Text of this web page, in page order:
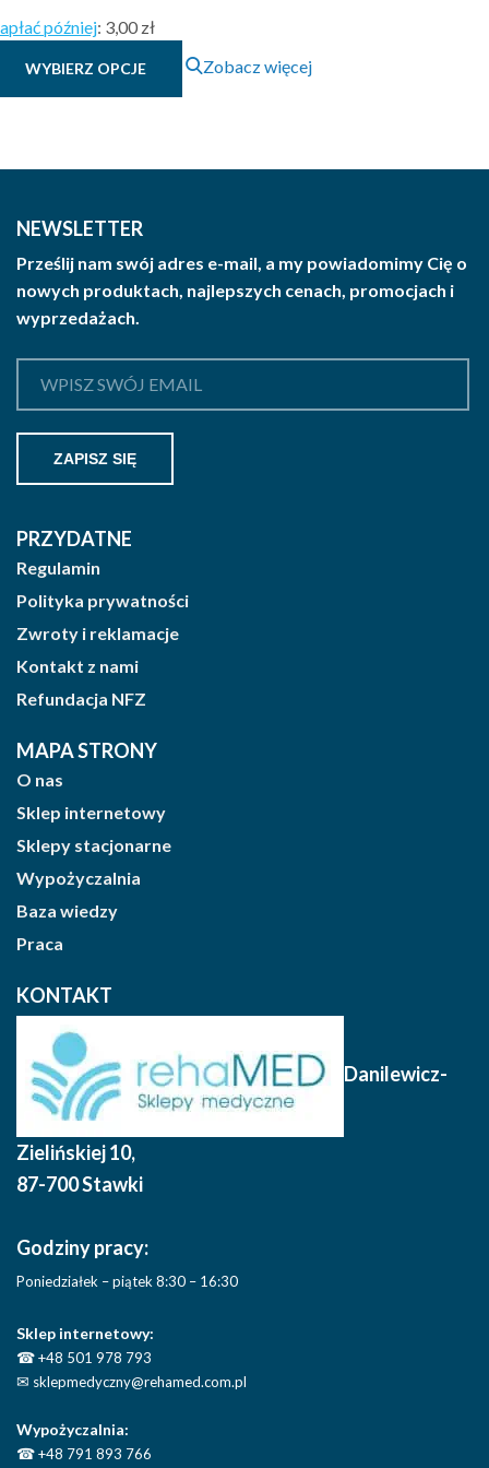
3.00 zł
później: 3,00 zł
WYBIERZ OPCJE
Ten
produkt
na
stronie
Zobacz więcej
NEWSLETTER
Prześlij nam swój adres e-mail, a my powiadomimy Cię o
nowych produktach, najlepszych cenach, promocjach i
wyprzedażach.
PRZYDATNE
Regulamin
Polityka prywatności
Zwroty i reklamacje
Kontakt z nami
Refundacja NFZ
MAPA STRONY
O nas
Sklep internetowy
Sklepy stacjonarne
Wypożyczalnia
Baza wiedzy
Praca
KONTAKT
Danilewicz-
Zielińskiej 10,
87-700 Stawki
Godziny pracy:
Poniedziałek – piątek 8:30 – 16:30
Sklep internetowy:
☎+48 501 978 793
✉ sklepmedyczny@rehamed.com.pl
Wypożyczalnia:
☎+48 791 893 766